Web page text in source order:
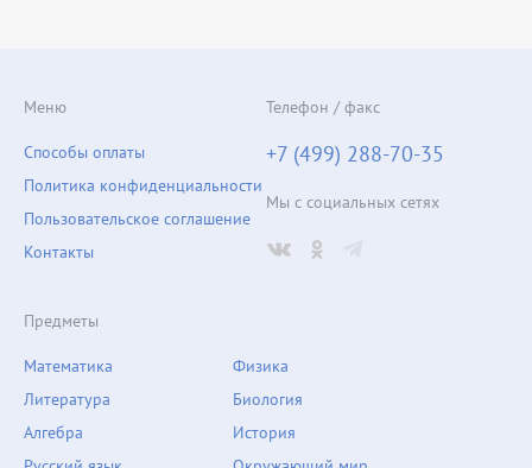
Предметы
Математика
Литература
Алгебра
Физика
Биология
История
Меню
Способы оплаты
Политика конфиденциальности
Пользовательское соглашение
Контакты
Телефон / факс
+7 (499) 288-70-35
Мы с социальных сетях